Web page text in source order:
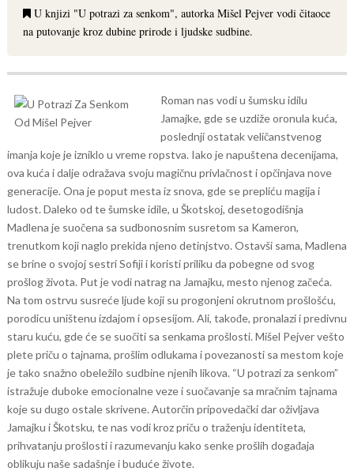
U knjizi "U potrazi za senkom", autorka Mišel Pejver vodi čitaoce
na putovanje kroz dubine prirode i ljudske sudbine.
Roman nas vodi u šumsku idilu
Jamajke, gde se uzdiže oronula kuća,
poslednji ostatak veličanstvenog
imanja koje je izniklo u vreme ropstva. Iako je napuštena decenijama,
ova kuća i dalje odražava svoju magičnu privlačnost i opčinjava nove
generacije. Ona je poput mesta iz snova, gde se prepliću magija i
ludost. Daleko od te šumske idile, u Škotskoj, desetogodišnja
Madlena je suočena sa sudbonosnim susretom sa Kameron,
trenutkom koji naglo prekida njeno detinjstvo. Ostavši sama, Madlena
se brine o svojoj sestri Sofiji i koristi priliku da pobegne od svog
prošlog života. Put je vodi natrag na Jamajku, mesto njenog začeća.
Na tom ostrvu susreće ljude koji su progonjeni okrutnom prošlošću,
porodicu uništenu izdajom i opsesijom. Ali, takođe, pronalazi i predivnu
staru kuću, gde će se suočiti sa senkama prošlosti. Mišel Pejver vešto
plete priču o tajnama, prošlim odlukama i povezanosti sa mestom koje
je tako snažno obeležilo sudbine njenih likova. “U potrazi za senkom”
istražuje duboke emocionalne veze i suočavanje sa mračnim tajnama
koje su dugo ostale skrivene. Autorčin pripovedački dar oživljava
Jamajku i Škotsku, te nas vodi kroz priču o traženju identiteta,
prihvatanju prošlosti i razumevanju kako senke prošlih događaja
oblikuju naše sadašnje i buduće živote.